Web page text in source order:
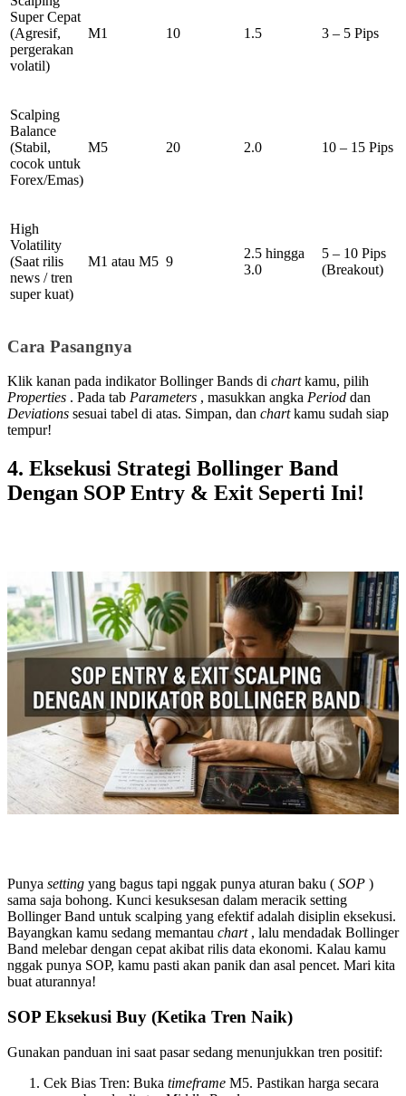
Super Cepat
(Agresif,
pergerakan
volatil)
M1 10 1.5 3 – 5 Pips
Scalping
Balance
(Stabil,
cocok untuk
Forex/Emas)
M5 20 2.0 10 – 15 Pips
High
Volatility
(Saat rilis
news / tren
super kuat)
M1 atau M5 9
2.5 hingga
3.0
5 – 10 Pips
(Breakout)
Cara Pasangnya
Klik kanan pada indikator Bollinger Bands di chart kamu, pilih
Properties . Pada tab Parameters , masukkan angka Period dan
Deviations sesuai tabel di atas. Simpan, dan chart kamu sudah siap
tempur!
4. Eksekusi Strategi Bollinger Band
Dengan SOP Entry & Exit Seperti Ini!
Punya setting yang bagus tapi nggak punya aturan baku ( SOP )
sama saja bohong. Kunci kesuksesan dalam meracik setting
Bollinger Band untuk scalping yang efektif adalah disiplin eksekusi.
Bayangkan kamu sedang memantau chart , lalu mendadak Bollinger
Band melebar dengan cepat akibat rilis data ekonomi. Kalau kamu
nggak punya SOP, kamu pasti akan panik dan asal pencet. Mari kita
buat aturannya!
SOP Eksekusi Buy (Ketika Tren Naik)
Gunakan panduan ini saat pasar sedang menunjukkan tren positif:
Cek Bias Tren: Buka timeframe M5. Pastikan harga secara